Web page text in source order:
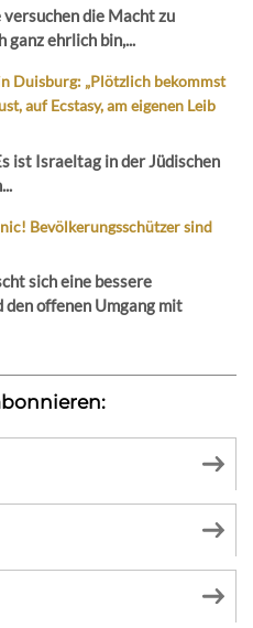
die Macht zu
ganz ehrlich bin,...
Duisburg: „Plötzlich bekommst
auf Ecstasy, am eigenen Leib
ist Israeltag in der Jüdischen
Bevölkerungsschützer sind
sich eine bessere
offenen Umgang mit